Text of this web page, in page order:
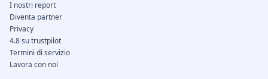
I nostri report
Diventa partner
Privacy
4.8 su trustpilot
Termini di servizio
Lavora con noi